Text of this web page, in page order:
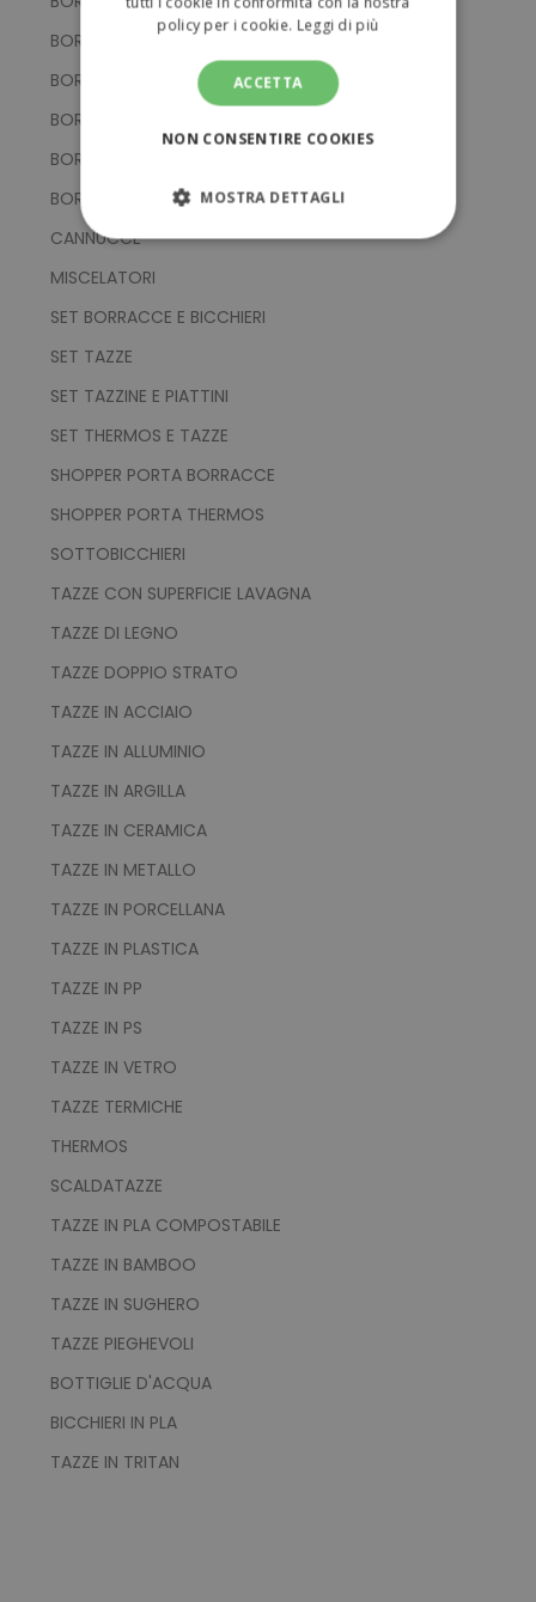
BORRACCE IN RPET
BORRACCE IN TRITAN
BORRACCE IN VETRO
BORRACCE MULTIFUNZIONE
BORRACCIA DOPPIO STRATO
CANNUCCE
MISCELATORI
SET BORRACCE E BICCHIERI
SET TAZZE
SET TAZZINE E PIATTINI
SET THERMOS E TAZZE
SHOPPER PORTA BORRACCE
SHOPPER PORTA THERMOS
SOTTOBICCHIERI
TAZZE CON SUPERFICIE LAVAGNA
TAZZE DI LEGNO
TAZZE DOPPIO STRATO
TAZZE IN ACCIAIO
TAZZE IN ALLUMINIO
TAZZE IN ARGILLA
TAZZE IN CERAMICA
TAZZE IN METALLO
TAZZE IN PORCELLANA
TAZZE IN PLASTICA
TAZZE IN PP
TAZZE IN PS
TAZZE IN VETRO
TAZZE TERMICHE
THERMOS
SCALDATAZZE
TAZZE IN PLA COMPOSTABILE
TAZZE IN BAMBOO
TAZZE IN SUGHERO
TAZZE PIEGHEVOLI
BOTTIGLIE D'ACQUA
BICCHIERI IN PLA
TAZZE IN TRITAN
policy per i cookie. Leggi di più
ACCETTA
NON CONSENTIRE COOKIES
MOSTRA DETTAGLI
STRETTAMENTE NECESSARI
NON CLASSIFICATI
Strettamente necessari
funzionalità principali del sito web come
Il sito web non può essere utilizzato
necessari.
Nome
utm_source
recently_compared_product
Google Privacy Policy